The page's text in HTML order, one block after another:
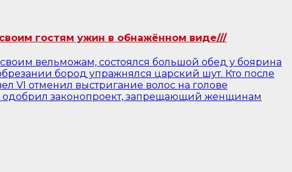
гостям ужин в обнажённом виде///
вельможам, состоялся большой обед у боярина
бород упражнялся царский шут. Кто после
VI отменил выстригание волос на голове
одобрил законопроект, запрещающий женщинам